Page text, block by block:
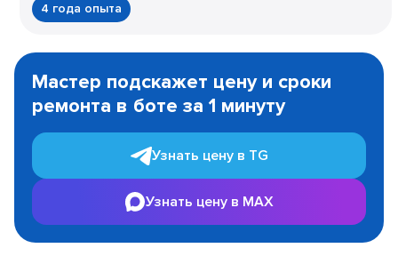
4 года опыта
1
Мастер подскажет цену и сроки
ремонта в боте за 1 минуту
Узнать цену в TG
Узнать цену в MAX